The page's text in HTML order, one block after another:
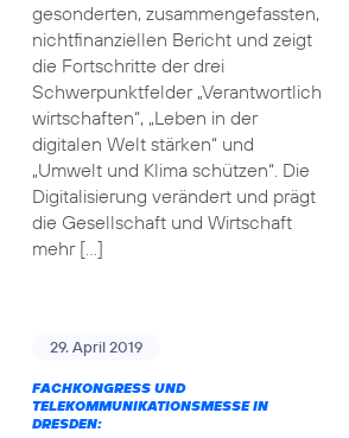
gesonderten, zusammengefassten,
nichtfinanziellen Bericht und zeigt
die Fortschritte der drei
Schwerpunktfelder „Verantwortlich
wirtschaften“, „Leben in der
digitalen Welt stärken“ und
„Umwelt und Klima schützen“. Die
Digitalisierung verändert und prägt
die Gesellschaft und Wirtschaft
mehr […]
29. April 2019
FACHKONGRESS UND
TELEKOMMUNIKATIONSMESSE IN
DRESDEN: